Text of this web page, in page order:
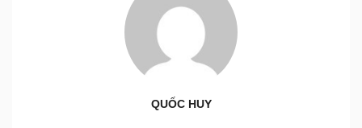
QUỐC HUY